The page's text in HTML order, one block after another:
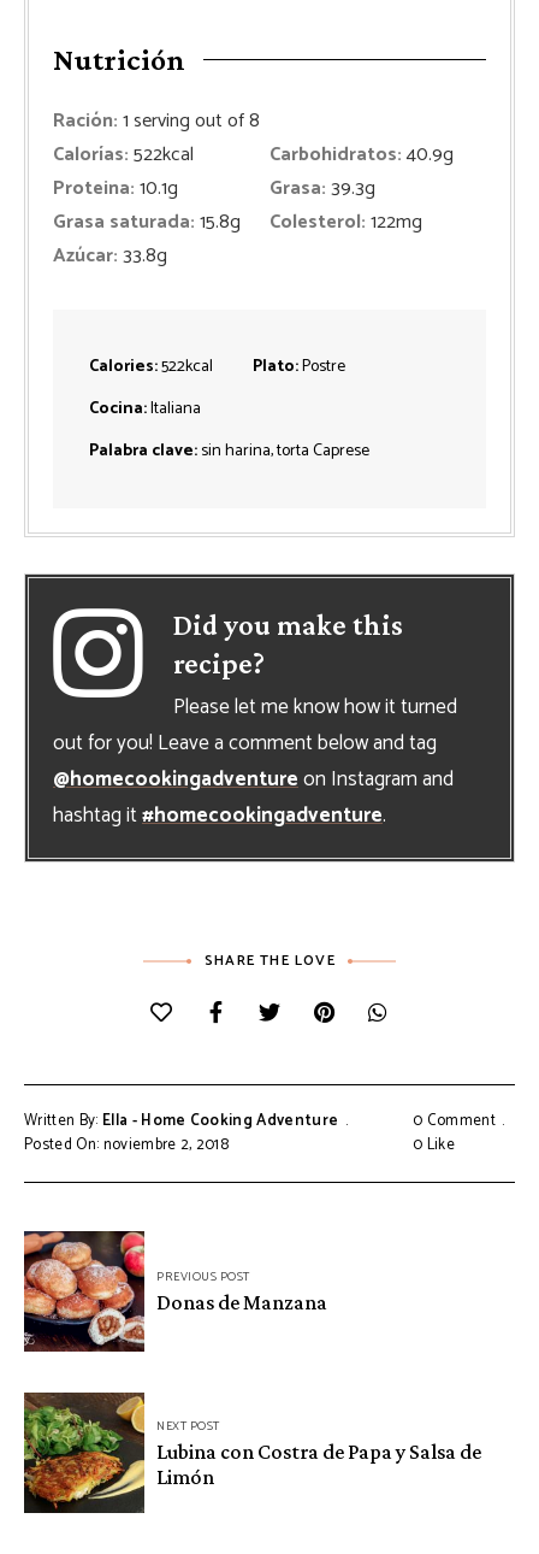
Nutrición
Ración:1serving out of 8
Calorías:522kcal Carbohidratos:40.9g
Proteina:10.1g Grasa:39.3g
Grasa saturada:15.8g Colesterol:122mg
Azúcar:33.8g
Calories:522kcal Plato:Postre
Cocina:Italiana
Palabra clave:sin harina, torta Caprese
Did you make this
recipe?
Please let me know how it turned
out for you! Leave a comment below and tag
@homecookingadventureon Instagram and
hashtag it#homecookingadventure.
SHARE THE LOVE
Written By: Ella - Home Cooking Adventure
Posted On: noviembre 2, 2018
0 Comment
0Like
Navegación
de
entradas
PREVIOUS POST
Donas de Manzana
NEXT POST
Lubina con Costra de Papa y Salsa de
Limón